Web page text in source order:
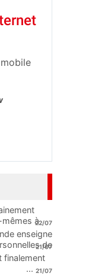
mêmes à
...
22/07
enseigne
de
...
21/07
finalement
... 21/07